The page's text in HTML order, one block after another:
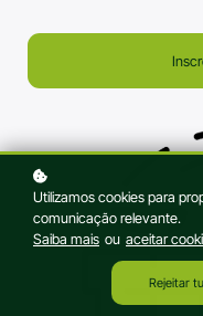
Utilizamos cookies para
comunicação relevante.
Saiba mais ou aceitar
Rejeitar